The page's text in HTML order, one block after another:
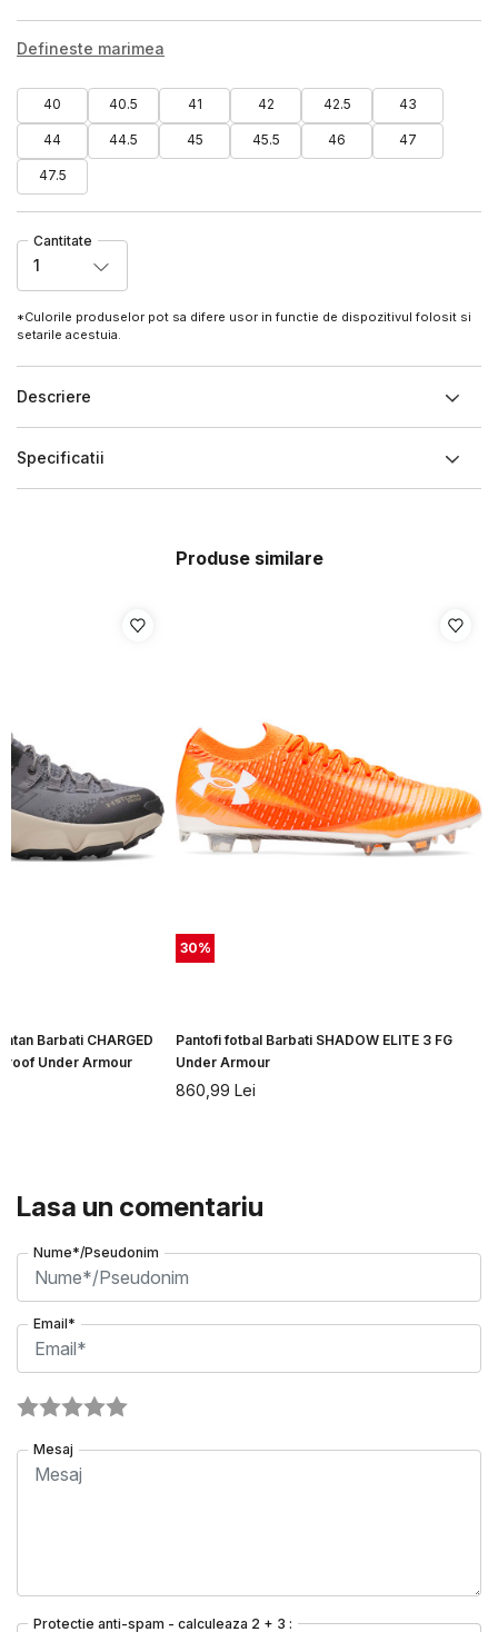
Defineste marimea
40 40.5 41 42 42.5 43
44 44.5 45 45.5 46 47
47.5
Cantitate
1
*Culorile produselor pot sa difere usor in functie de dispozitivul folosit si
setarile acestuia.
Descriere
Specificatii
Produse similare
Barbati CHARGED
Under Armour
30%
Pantofi fotbal Barbati SHADOW ELITE 3 FG
Under Armour
860,99 Lei
Lasa un comentariu
Nume*/Pseudonim
Email*
Mesaj
Protectie anti-spam - calculeaza 2 + 3 :